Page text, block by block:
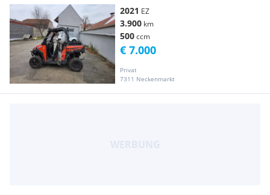
2021 EZ
3.900 km
500ccm
Privat
7311 Neckenmarkt
€ 7.000